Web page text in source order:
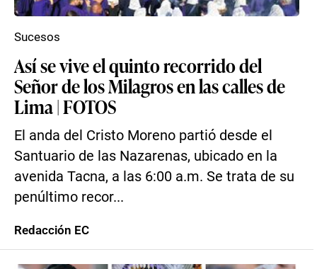
Así se vive el quinto recorrido del
Señor de los Milagros en las calles de
Lima | FOTOS
El anda del Cristo Moreno partió desde el
Santuario de las Nazarenas, ubicado en la
avenida Tacna, a las 6:00 a.m. Se trata de su
penúltimo recor...
Sucesos
Redacción EC